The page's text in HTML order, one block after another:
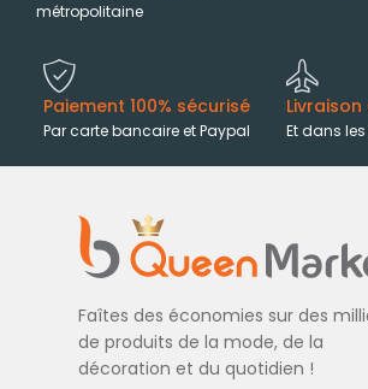
métropolitaine
Paiement 100% sécurisé
Par carte bancaire et Paypal
Livraison
Et dans les
Faîtes des économies sur des
de produits de la mode, de la
décoration et du quotidien !